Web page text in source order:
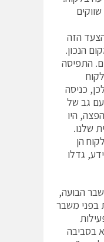
הזה
הנכון.
התפיסה
כניסה
עם גב של
היו
שלנו.
הן
גדלו
הבועה,
בפני משבר
בסביבה